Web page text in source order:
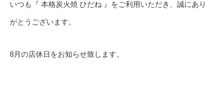
いつも『 本格炭火焼 ひだね 』をご利用いただき、誠にあり
がとうございます。
8月の店休日をお知らせ致します。